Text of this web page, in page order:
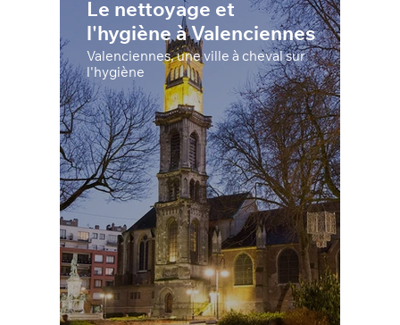
Le nettoyage et
l'hygiène à Valenciennes
Valenciennes, une ville à cheval sur
l'hygiène